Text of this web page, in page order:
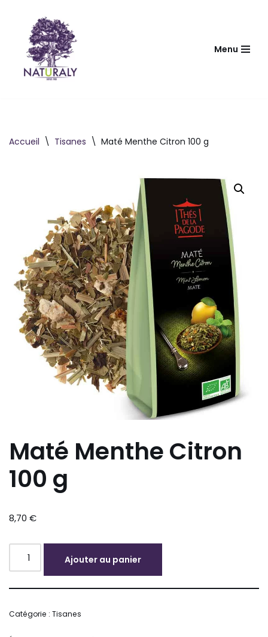
contenu
Menu
Accueil \ Tisanes \ Maté Menthe Citron 100 g
Maté Menthe Citron
100 g
8,70 €
Ajouter au panier
Catégorie : Tisanes